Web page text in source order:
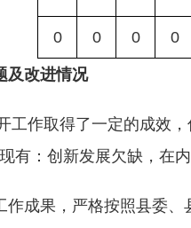
0 0 0 0
及改进情况
工作取得了一定的成效
有：创新发展欠缺，在
作成果，严格按照县委